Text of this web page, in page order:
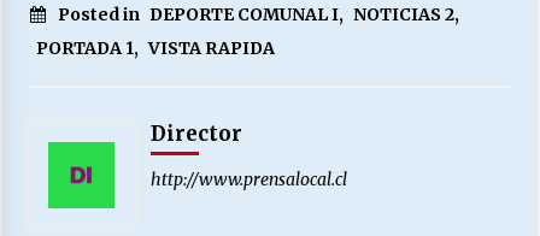
Posted in DEPORTE COMUNAL I, NOTICIAS 2,
PORTADA 1, VISTA RAPIDA
Director
http://www.prensalocal.cl